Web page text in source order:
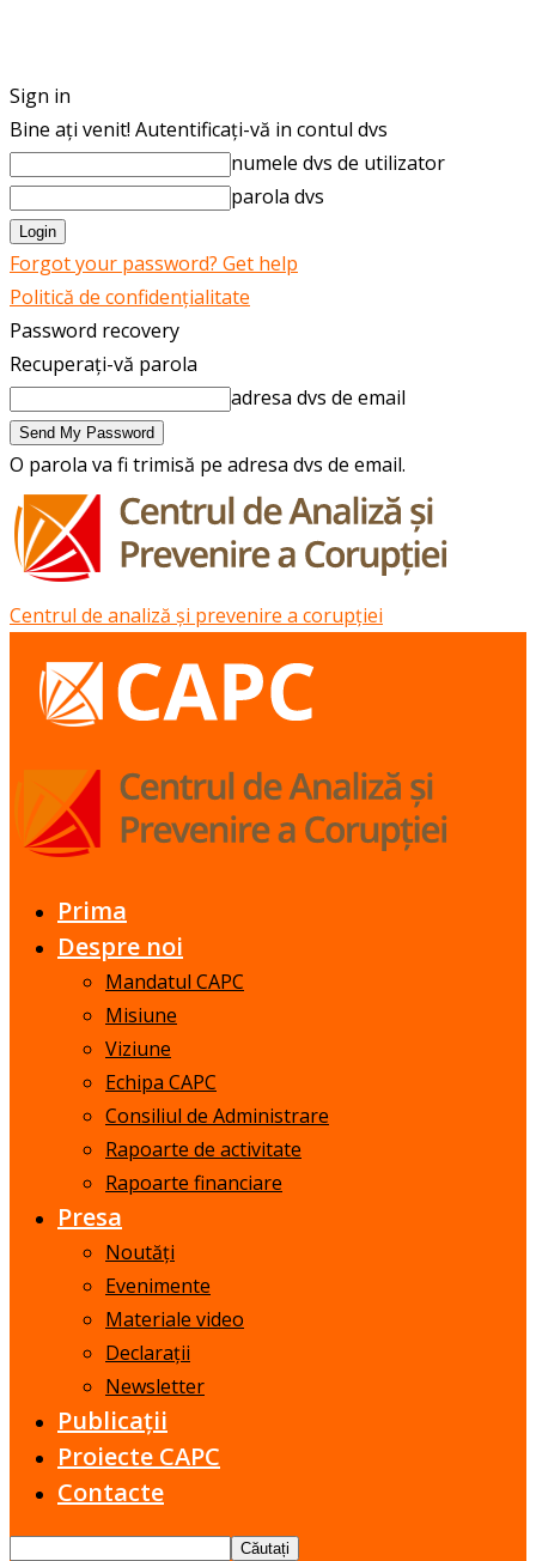
Sign in
Bine ați venit! Autentificați-vă in contul dvs
numele dvs de utilizator
parola dvs
Forgot your password? Get help
Politică de confidențialitate
Password recovery
Recuperați-vă parola
adresa dvs de email
O parola va fi trimisă pe adresa dvs de email.
Centrul de analiză și prevenire a corupției
Prima
Despre noi
Mandatul CAPC
Misiune
Viziune
Echipa CAPC
Consiliul de Administrare
Rapoarte de activitate
Rapoarte financiare
Presa
Noutăți
Evenimente
Materiale video
Declarații
Newsletter
Publicații
Proiecte CAPC
Contacte